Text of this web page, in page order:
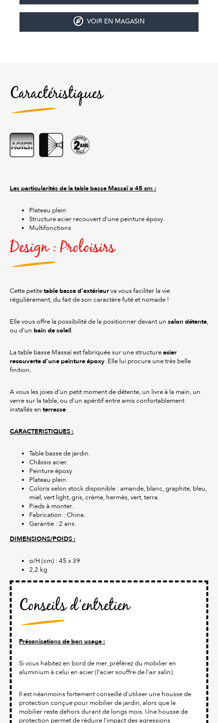
VOIR EN MAGASIN
Caractéristiques
Les particularités de la table basse Massaï ø 45 cm :
Plateau plein
Structure acier recouvert d’une peinture époxy.
Multifonctions
Design : Proloisirs
Cette petite table basse d'extérieur va vous faciliter la vie
régulièrement, du fait de son caractère futé et nomade !
Elle vous offre la possibilité de la positionner devant un salon détente,
ou d’un bain de soleil.
La table basse Massaï est fabriquée sur une structure acier
recouverte d’une peinture époxy. Elle lui procure une très belle
finition.
A vous les joies d’un petit moment de détente, un livre à la main, un
verre sur la table, ou d’un apéritif entre amis confortablement
installés en terrasse.
CARACTERISTIQUES :
Table basse de jardin.
Châssis acier.
Peinture époxy
Plateau plein.
Coloris selon stock disponible : amande, blanc, graphite, bleu,
miel, vert light, gris, crème, hermès, vert, terra.
Pieds à monter.
Fabrication : Chine.
Garantie : 2 ans.
DIMENSIONS/POIDS :
ø/H (cm) : 45 x 39
2,2 kg
Conseils d’entretien
Préconisations de bon usage :
Si vous habitez en bord de mer, préférez du mobilier en
aluminium à celui en acier (l’acier souffre de l’air salin).
Il est néanmoins fortement conseillé d'utiliser une housse de
protection conçue pour mobilier de jardin, alors que le
mobilier reste dehors durant de longs mois. Une housse de
protection permet de réduire l'impact des agressions